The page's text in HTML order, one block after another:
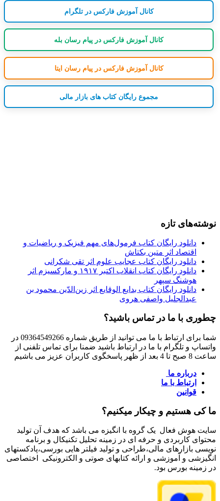
کانال آموزش فارکس در تلگرام
کانال آموزش فارکس در پیام رسان بله
کانال آموزش فارکس در پیام رسان ایتا
مجموع رایگان کتاب های بازار مالی
نوشته‌های تازه
دانلود رایگان کتاب فرمول‌های مهم فیزیک و ریاضیات و
اقتصاد اثر متین بکتاش
دانلود رایگان کتاب عجایب علوم اثر تقی شکرانی
دانلود رایگان کتاب انقلاب اکتبر ۱۹۱۷ و مارکسیزم اثر
هوشنگ سپهر
دانلود رایگان کتاب بدایع الوقایع اثر زین‌الدّین محمود بن
عبدالجلیل واصفی هروی
چطوری با ما در تماس باشید؟
شما برای ارتباط با ما می توانید از طریق شماره 09364549266 در
واتساپ و تلگرام با ما در ارتباط باشید ضمنا برای تماس تلفنی از
ساعت 8 صبح تا 4 بعد از ظهر پاسخگوی کاربران عزیز می باشیم
درباره ما
ارتباط با ما
قوانین
ما کی هستیم و چیکار میکنیم؟
سایت هوش فعال یک گروه با انگیزه می باشد که هدف آن تولید
محتوای کاربردی و حرفه ای در زمینه تحلیل تکنیکال و برنامه
نویسی بازارهای مالی،طراحی و تولید فیلتر هایی بورسی،پادکستهای
انگیزشی و آموزشی و ارائه کتابهای صوتی و الکترونیکی اختصاصی
در زمینه بورس بود.